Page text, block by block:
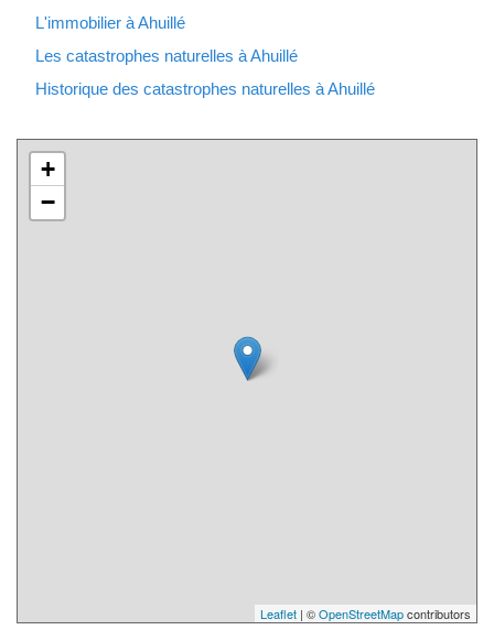
L'immobilier à Ahuillé
Les catastrophes naturelles à Ahuillé
Historique des catastrophes naturelles à Ahuillé
+
−
Leaflet | ©OpenStreetMapcontributors